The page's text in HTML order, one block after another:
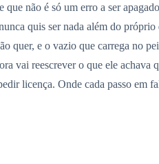
não é só um erro a ser
quis ser nada além do
quer, e o vazio que carrega no
vai reescrever o que ele achava
licença. Onde cada passo